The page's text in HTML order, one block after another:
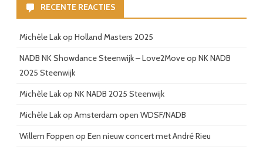
RECENTE REACTIES
Michèle Lakop Holland Masters 2025
NADB NK Showdance Steenwijk – Love2Moveop NK NADB
2025 Steenwijk
Michèle Lakop NK NADB 2025 Steenwijk
Michèle Lakop Amsterdam open WDSF/NADB
Willem Foppen op Een nieuw concert met André Rieu